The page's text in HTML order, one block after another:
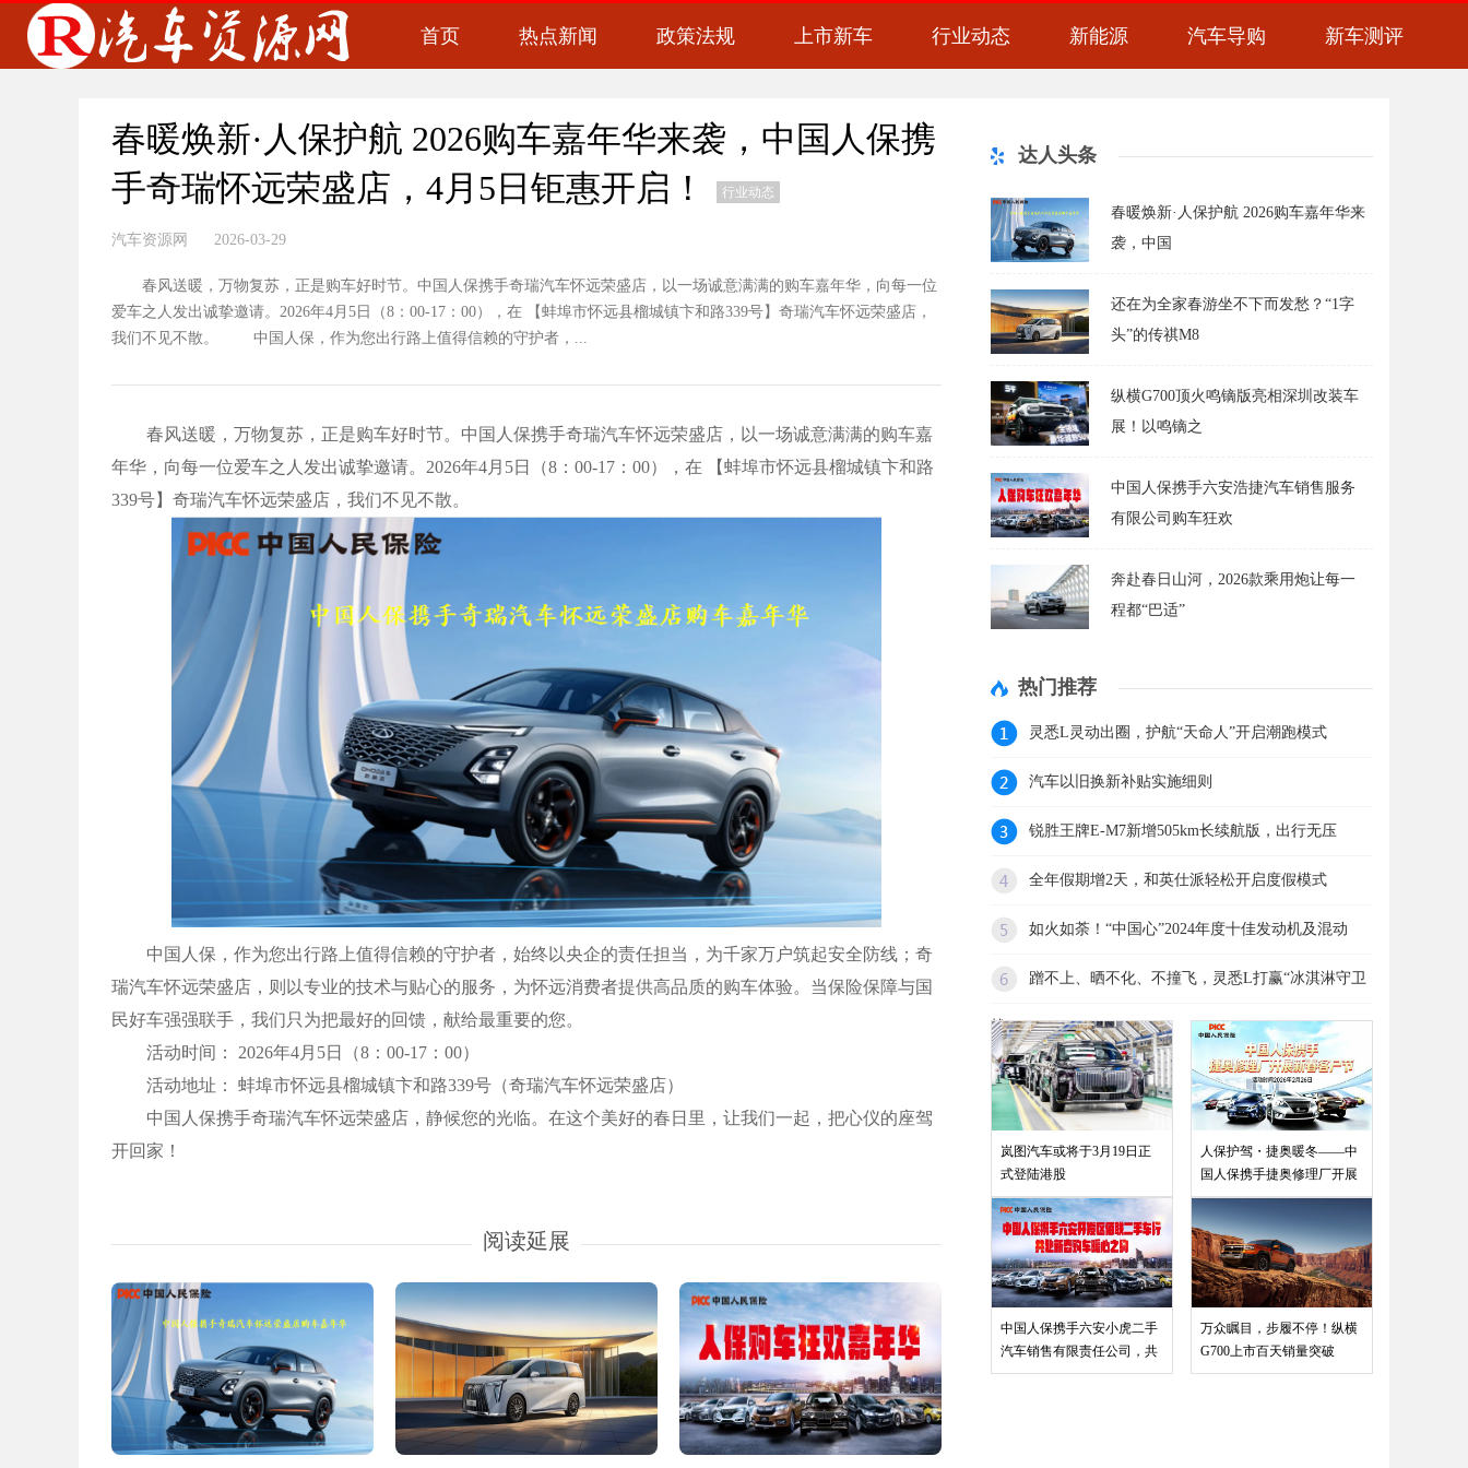
首页 热点新闻 政策法规 上市新车 行业动态 新能源 汽车导购 新车测评
春暖焕新·人保护航 2026购车嘉年华来袭，中国人保携
手奇瑞怀远荣盛店，4月5日钜惠开启！
行业动态
汽车资源网 2026-03-29
春风送暖，万物复苏，正是购车好时节。中国人保携手奇瑞汽车怀远荣盛店，以一场诚意满满的购车嘉年华，向每一位
爱车之人发出诚挚邀请。2026年4月5日（8：00-17：00），在 【蚌埠市怀远县榴城镇卞和路339号】奇瑞汽车怀远荣盛店，
我们不见不散。 中国人保，作为您出行路上值得信赖的守护者，...
春风送暖，万物复苏，正是购车好时节。中国人保携手奇瑞汽车怀远荣盛店，以一场诚意满满的购车嘉
年华，向每一位爱车之人发出诚挚邀请。2026年4月5日（8：00-17：00），在 【蚌埠市怀远县榴城镇卞和路
339号】奇瑞汽车怀远荣盛店，我们不见不散。
中国人保，作为您出行路上值得信赖的守护者，始终以央企的责任担当，为千家万户筑起安全防线；奇
瑞汽车怀远荣盛店，则以专业的技术与贴心的服务，为怀远消费者提供高品质的购车体验。当保险保障与国
民好车强强联手，我们只为把最好的回馈，献给最重要的您。
活动时间： 2026年4月5日（8：00-17：00）
活动地址： 蚌埠市怀远县榴城镇卞和路339号（奇瑞汽车怀远荣盛店）
中国人保携手奇瑞汽车怀远荣盛店，静候您的光临。在这个美好的春日里，让我们一起，把心仪的座驾
开回家！
阅读延展
达人头条
春暖焕新·人保护航 2026购车嘉年华来
袭，中国
还在为全家春游坐不下而发愁？“1字
头”的传祺M8
纵横G700顶火鸣镝版亮相深圳改装车
展！以鸣镝之
中国人保携手六安浩捷汽车销售服务
有限公司购车狂欢
奔赴春日山河，2026款乘用炮让每一
程都“巴适”
热门推荐
灵悉L灵动出圈，护航“天命人”开启潮跑模式
汽车以旧换新补贴实施细则
锐胜王牌E-M7新增505km长续航版，出行无压
全年假期增2天，和英仕派轻松开启度假模式
如火如荼！“中国心”2024年度十佳发动机及混动
蹭不上、晒不化、不撞飞，灵悉L打赢“冰淇淋守卫
战
岚图汽车或将于3月19日正
式登陆港股
中国人保携手六安小虎二手
汽车销售有限责任公司，共
人保护驾・捷奥暖冬——中
国人保携手捷奥修理厂开展
万众瞩目，步履不停！纵横
G700上市百天销量突破